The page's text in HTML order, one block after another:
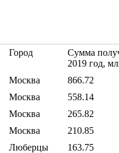
Город
Сумма
2019 год,
Москва 866.72
Москва 558.14
Москва 265.82
Москва 210.85
Люберцы 163.75